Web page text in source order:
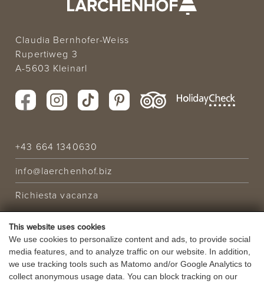
This website uses cookies
We use cookies to personalize content and ads, to provide social
media features, and to analyze traffic on our website. In addition,
we use tracking tools such as Matomo and/or Google Analytics to
collect anonymous usage data. You can block tracking on our
Claudia Bernhofer-Weiss
Rupertiweg 3
A-5603 Kleinarl
+43 664 1340630
info@laerchenhof.biz
Richiesta vacanza
OFFERTA
VACANZA
BUONI